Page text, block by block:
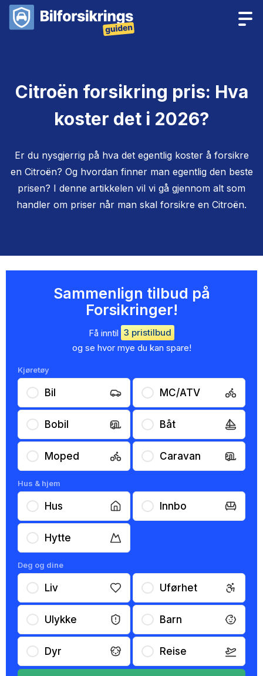
Citroën forsikring pris: Hva
koster det i 2026?
Er du nysgjerrig på hva det egentlig koster å forsikre
en Citroën? Og hvordan finner man egentlig den beste
prisen? I denne artikkelen vil vi gå gjennom alt som
handler om priser når man skal forsikre en Citroën.
Sammenlign tilbud på
Forsikringer!
Få inntil 3 pristilbud
og se hvor mye du kan spare!
Kjøretøy
Bil MC/ATV
Bobil Båt
Moped Caravan
Hus & hjem
Hus Innbo
Hytte
Deg og dine
Liv Uførhet
Ulykke Barn
Dyr Reise